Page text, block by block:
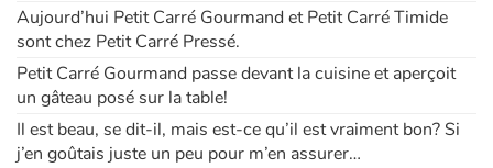
Aujourd’hui Petit Carré Gourmand et Petit Carré Timide
sont chez Petit Carré Pressé.
Petit Carré Gourmand passe devant la cuisine et aperçoit
un gâteau posé sur la table!
Il est beau, se dit-il, mais est-ce qu’il est vraiment bon? Si
j’en goûtais juste un peu pour m’en assurer…